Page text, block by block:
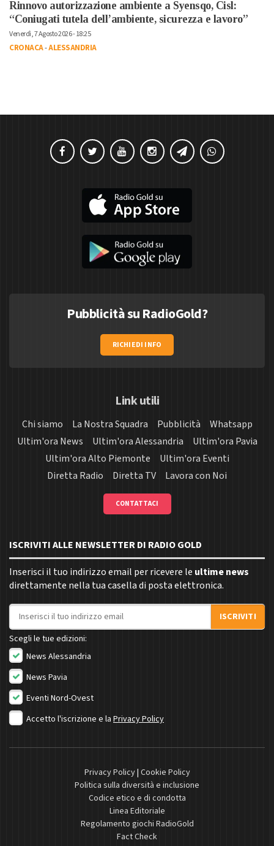
Rinnovo autorizzazione ambiente a Syensqo, Cisl:
“Coniugati tutela dell’ambiente, sicurezza e lavoro”
Venerdì, 7 Agosto 2026 - 18:25
CRONACA-ALESSANDRIA
Pubblicità su RadioGold?
RICHIEDI INFO
Link utili
Chi siamo La Nostra Squadra Pubblicità
Whatsapp
Ultim'ora News
Ultim'ora Alessandria
Ultim'ora Pavia
Ultim'ora Alto Piemonte
Ultim'ora Eventi
Diretta Radio
Diretta TV Lavora con Noi
CONTATTACI
ISCRIVITI ALLE NEWSLETTER DI RADIO GOLD
Inserisci il tuo indirizzo email per ricevere le ultime news
direttamente nella tua casella di posta elettronica.
Indirizzo email
ISCRIVITI
Scegli le tue edizioni:
News Alessandria
News Pavia
Eventi Nord-Ovest
Accetto l'iscrizione e la Privacy Policy
Privacy Policy| Cookie Policy
Politica sulla diversità e inclusione
Codice etico e di condotta
Linea Editoriale
Regolamento giochi RadioGold
Fact Check